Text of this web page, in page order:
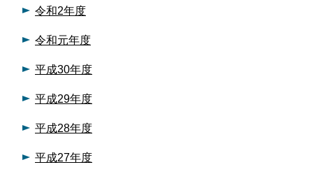
令和2年度
令和元年度
平成30年度
平成29年度
平成28年度
平成27年度